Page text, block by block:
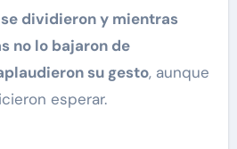
dividieron y mientras
no lo bajaron de
su gesto, aunque
esperar.